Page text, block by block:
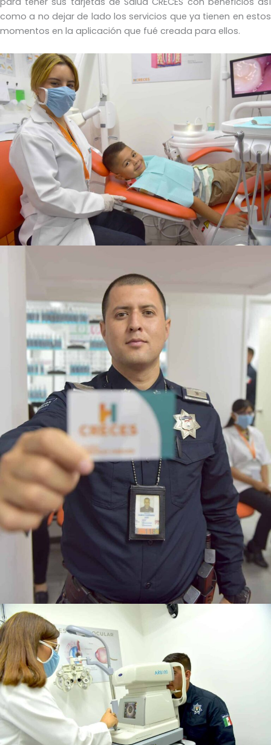
como a no dejar de lado los servicios que ya tienen en estos
momentos en la aplicación que fué creada para ellos.